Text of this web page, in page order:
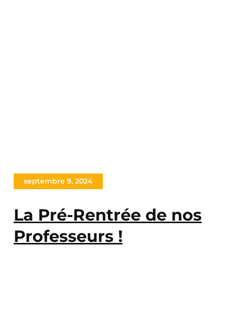
septembre 9, 2024
La Pré-Rentrée de nos
Professeurs !